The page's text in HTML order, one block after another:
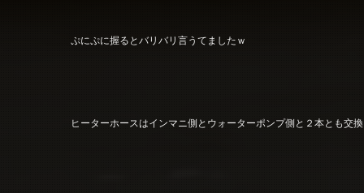
ぷにぷに握るとバリバリ言うてましたｗ
ヒーターホースはインマニ側とウォーターポンプ側と２本とも交